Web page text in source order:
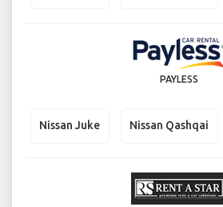
PAYLESS
Nissan Juke Nissan Qashqai